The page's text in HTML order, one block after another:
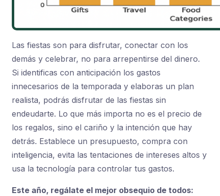
Las fiestas son para disfrutar, conectar con los
demás y celebrar, no para arrepentirse del dinero.
Si identificas con anticipación los gastos
innecesarios de la temporada y elaboras un plan
realista, podrás disfrutar de las fiestas sin
endeudarte. Lo que más importa no es el precio de
los regalos, sino el cariño y la intención que hay
detrás. Establece un presupuesto, compra con
inteligencia, evita las tentaciones de intereses altos y
usa la tecnología para controlar tus gastos.
Este año, regálate el mejor obsequio de todos: